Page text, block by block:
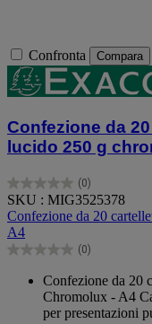
Confronta Compara
Confezione da
lucido 250 g
(0)
0.0
su
5
stelle.
SKU : MIG3525378
Confezione da 20
A4
(0)
0.0
Confezione da 20
Chromolux - A4
per presentazioni